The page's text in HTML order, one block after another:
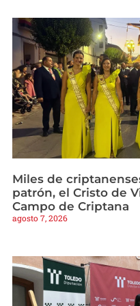
Miles de
patrón, el Cristo de
Campo de Criptana
agosto 7, 2026